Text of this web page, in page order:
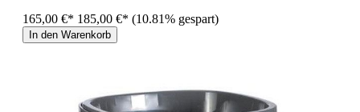
165,00 €* 185,00 €* (10.81% gespart)
In den Warenkorb